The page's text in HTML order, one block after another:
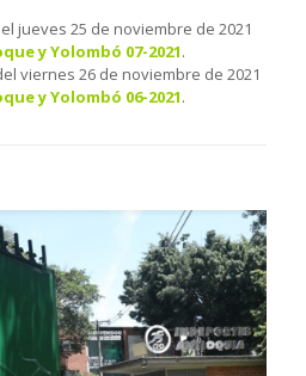
jueves 25 de noviembre de 2021
y Yolombó 07-2021.
viernes 26 de noviembre de 2021
y Yolombó 06-2021.